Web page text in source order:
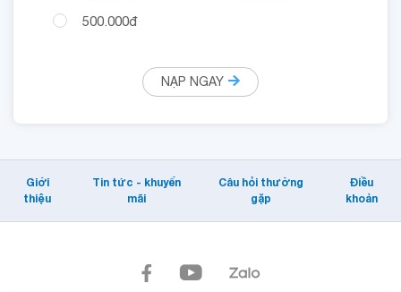
500.000đ
NẠP NGAY
Giới
thiệu
Tin tức - khuyến
mãi
Câu hỏi thường
gặp
Điều
khoản